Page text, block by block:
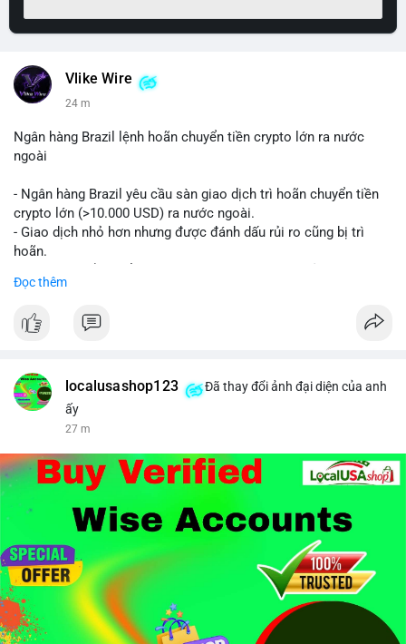
Vlike Wire
24 m
Ngân hàng Brazil lệnh hoãn chuyển tiền crypto lớn ra nước
ngoài
- Ngân hàng Brazil yêu cầu sàn giao dịch trì hoãn chuyển tiền
crypto lớn (>10.000 USD) ra nước ngoài.
- Giao dịch nhỏ hơn nhưng được đánh dấu rủi ro cũng bị trì
hoãn.
#vlikevn #titanbot
📰 Nguồn: CoinDesk
Đọc thêm
localusashop123
Đã thay đổi ảnh đại diện của anh
ấy
27 m